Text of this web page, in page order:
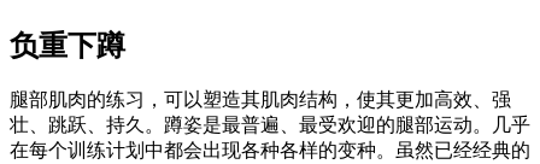
负重下蹲
腿部肌肉的练习，可以塑造其肌肉结构，使其更加高效、强
壮、跳跃、持久。蹲姿是最普遍、最受欢迎的腿部运动。几乎
在每个训练计划中都会出现各种各样的变种。虽然已经经典的